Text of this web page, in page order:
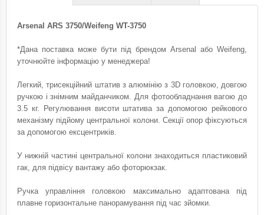
Arsenal ARS 3750/Weifeng WT-3750
*Дана поставка може бути під брендом Arsenal або Weifeng,
уточнюйте інформацію у менеджера!
Легкий, трисекційний штатив з алюмінію з 3D головкою, довгою
ручкою і знімним майданчиком. Для фотообладнання вагою до
3.5 кг. Регулювання висоти штатива за допомогою рейкового
механізму підйому центральної колони. Секції опор фіксуються
за допомогою ексцентриків.
У нижній частині центральної колони знаходиться пластиковий
гак, для підвісу вантажу або фоторюкзак.
Ручка управління головкою максимально адаптована під
плавне горизонтальне панорамування під час зйомки.